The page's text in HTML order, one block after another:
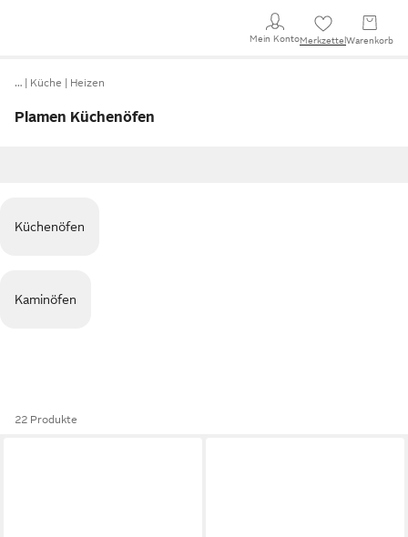
Mein KontoMerkzettel Warenkorb
… Küche Heizen
Plamen Küchenöfen
Küchenöfen
Kaminöfen
22 Produkte